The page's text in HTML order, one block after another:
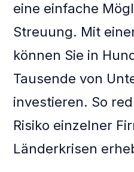
eine einfache
Streuung. Mit
können Sie in
Tausende von
investieren. So
Risiko einzelner
Länderkrisen